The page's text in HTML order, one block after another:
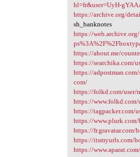
hl=fr&user=UyH-
https://archive.org/
sh_banknotes
https://
https://about.me/
https://searchika.com/
https://
com/
https://folkd.com/user/
https://www.folkd.com/
https://tagpacker.com/
https://www.plurk.com/
https://fr.gravatar.com/
https://itsmyurls.com/
https://